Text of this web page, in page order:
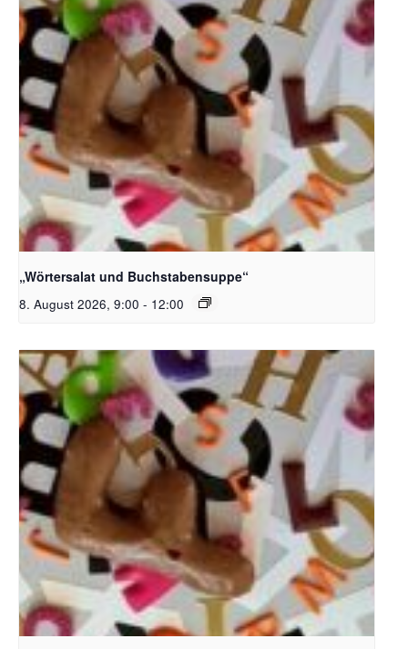
Bildquelle_ Pixabay Free_Christoph Meinersmann
„Wörtersalat und Buchstabensuppe“
8. August 2026, 9:00 - 12:00
Bildquelle_ Pixabay Free_Christoph Meinersmann